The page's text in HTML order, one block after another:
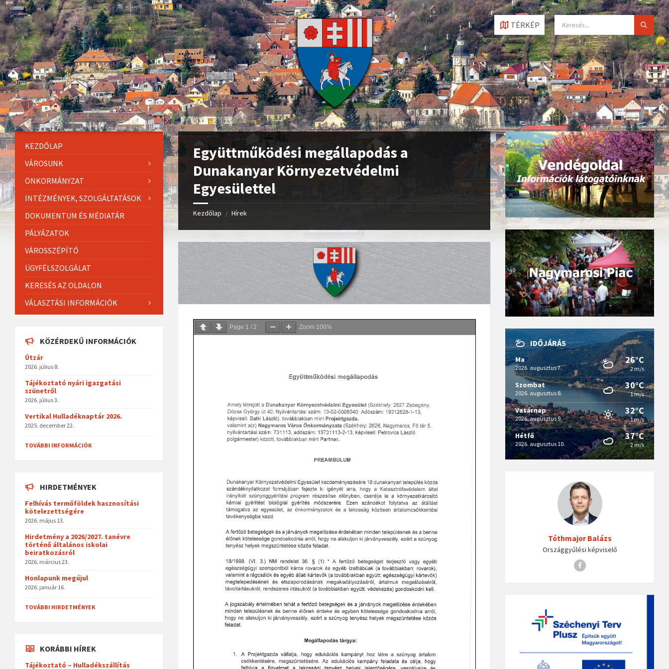
TÉRKÉP
SEARCH:
Együttműködési megállapodás a
Dunakanyar Környezetvédelmi
Egyesülettel
Kezdőlap / Hírek
Page 1 /2 Zoom 100%
KEZDŐLAP
VÁROSUNK
ÖNKORMÁNYZAT
INTÉZMÉNYEK, SZOLGÁLTATÁSOK
DOKUMENTUM ÉS MÉDIATÁR
PÁLYÁZATOK
VÁROSSZÉPÍTŐ
ÜGYFÉLSZOLGÁLAT
KERESÉS AZ OLDALON
VÁLASZTÁSI INFORMÁCIÓK
KÖZÉRDEKŰ INFORMÁCIÓK
Útzár
2026. július 8.
Tájékoztató nyári igazgatási
szünetről
2026. július 3.
Vertikal Hulladéknaptár 2026.
2025. december 22.
TOVÁBBI INFORMÁCIÓK
HIRDETMÉNYEK
Felhívás termőföldek hasznosítási
kötelezettségére
2026. május 13.
Hirdetmény a 2026/2027. tanévre
történő általános iskolai
beiratkozásról
2026. március 23.
Honlapunk megújul
2026. január 16.
TOVÁBBI HIRDETMÉNYEK
KORÁBBI HÍREK
Tájékoztató – Hulladékszállítás
IDŐJÁRÁS
Ma
2026. augusztus 7.
26°C
2 m/s
Szombat
2026. augusztus 8.
30°C
1 m/s
Vasárnap
2026. augusztus 9.
32°C
1 m/s
Hétfő
2026. augusztus 10.
37°C
2 m/s
Tóthmajor Balázs
Országgyűlési képviselő
Facebook